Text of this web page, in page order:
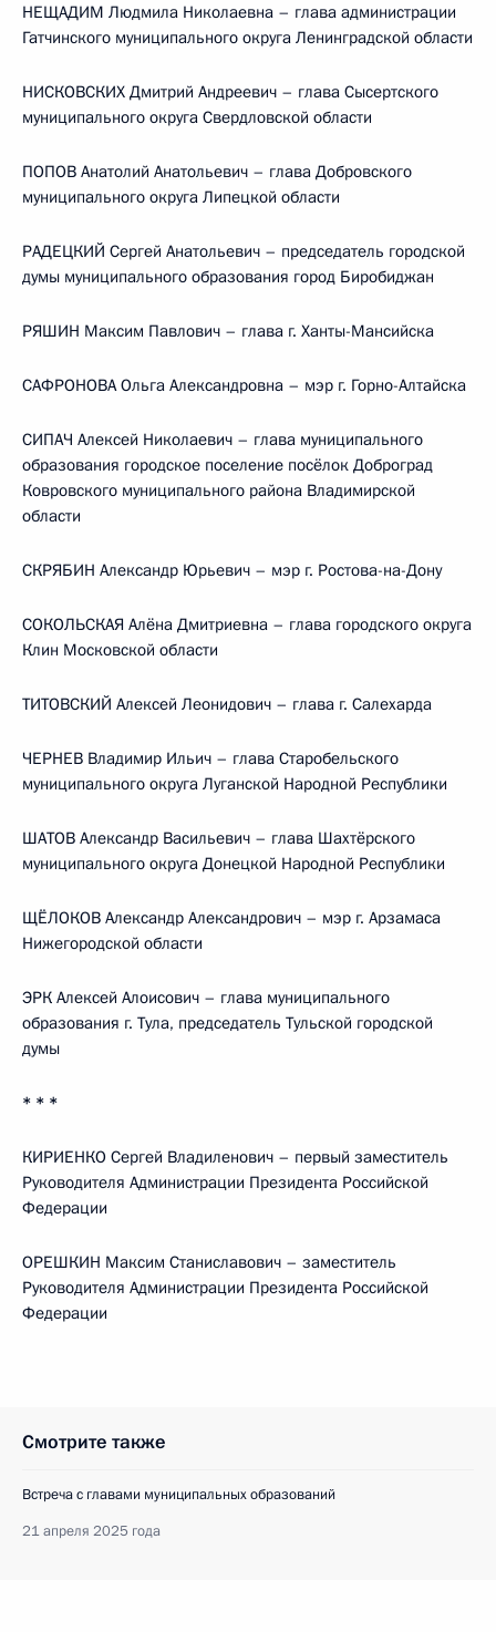
НЕЩАДИМ Людмила Николаевна – глава администрации
Гатчинского муниципального округа Ленинградской области
НИСКОВСКИХ Дмитрий Андреевич – глава Сысертского
муниципального округа Свердловской области
ПОПОВ Анатолий Анатольевич – глава Добровского
муниципального округа Липецкой области
РАДЕЦКИЙ Сергей Анатольевич – председатель городской
думы муниципального образования город Биробиджан
РЯШИН Максим Павлович – глава г. Ханты-Мансийска
САФРОНОВА Ольга Александровна – мэр г. Горно-Алтайска
СИПАЧ Алексей Николаевич – глава муниципального
образования городское поселение посёлок Доброград
Ковровского муниципального района Владимирской
области
СКРЯБИН Александр Юрьевич – мэр г. Ростова-на-Дону
СОКОЛЬСКАЯ Алёна Дмитриевна – глава городского округа
Клин Московской области
ТИТОВСКИЙ Алексей Леонидович – глава г. Салехарда
ЧЕРНЕВ Владимир Ильич – глава Старобельского
муниципального округа Луганской Народной Республики
ШАТОВ Александр Васильевич – глава Шахтёрского
муниципального округа Донецкой Народной Республики
ЩЁЛОКОВ Александр Александрович – мэр г. Арзамаса
Нижегородской области
ЭРК Алексей Алоисович – глава муниципального
образования г. Тула, председатель Тульской городской
думы
* * *
КИРИЕНКО Сергей Владиленович – первый заместитель
Руководителя Администрации Президента Российской
Федерации
ОРЕШКИН Максим Станиславович – заместитель
Руководителя Администрации Президента Российской
Федерации
Смотрите также
Встреча с главами муниципальных образований
21 апреля 2025 года